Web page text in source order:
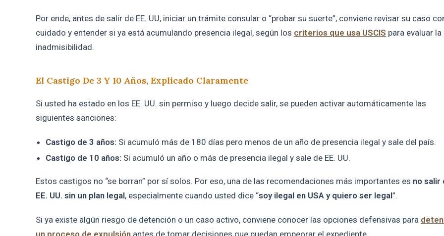
Por ende, antes de salir de EE. UU, iniciar un trámite consular o “probar su suerte”, conviene revisar su caso
cuidado y entender si ya está acumulando presencia ilegal, según los criterios que usa USCIS para evaluar la
inadmisibilidad.
El Castigo De 3 Y 10 Años, Explicado Claramente
Si usted ha estado en los EE. UU. sin permiso y luego decide salir, se pueden activar automáticamente las
siguientes sanciones:
Castigo de 3 años: Si acumuló más de 180 días pero menos de un año de presencia ilegal y sale del país.
Castigo de 10 años: Si acumuló un año o más de presencia ilegal y sale de EE. UU.
Estos castigos no “se borran” por sí solos. Por eso, una de las recomendaciones más importantes es no salir
EE. UU. sin un plan legal, especialmente cuando usted dice “soy ilegal en USA y quiero ser legal”.
Si ya existe algún riesgo de detención o un caso activo, conviene conocer las opciones defensivas para